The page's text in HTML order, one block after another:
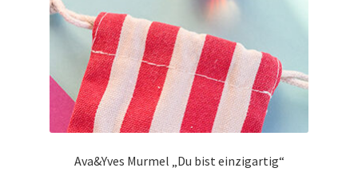
Ava&Yves Murmel „Du bist einzigartig“